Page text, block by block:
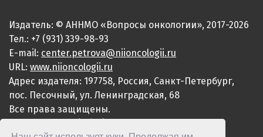
Издатель: © АННМО «Вопросы онкологии», 2017-2026
Тел.: +7 (931) 339-98-93
E-mail: center.petrova@niioncologii.ru
URL: www.niioncologii.ru
Адрес издателя: 197758, Россия, Санкт-Петербург,
пос. Песочный, ул. Ленинградская, 68
Все права защищены.